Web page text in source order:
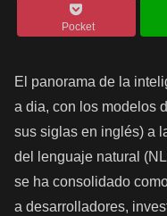
Pocket
El panorama de la
a dia, con los modelos
sus siglas en inglés) a
del lenguaje natural
se ha consolidado
a desarrolladores,